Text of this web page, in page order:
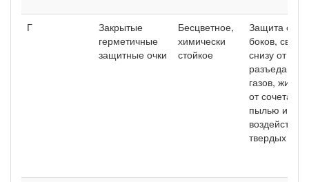
Г
Закрытые
герметичные
защитные очки
Бесцветное,
химически
стойкое
Защита
боков,
снизу от
газов,
от
пылью и
твердых